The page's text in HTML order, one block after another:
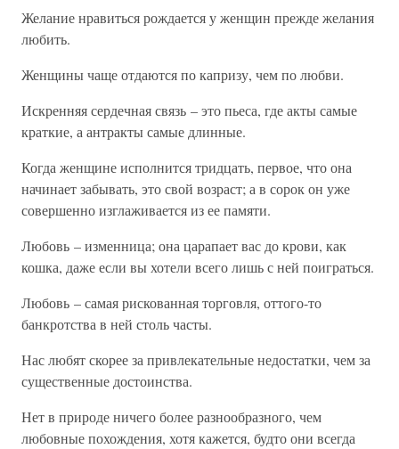
Желание нравиться рождается у женщин прежде желания
любить.
Женщины чаще отдаются по капризу, чем по любви.
Искренняя сердечная связь – это пьеса, где акты самые
краткие, а антракты самые длинные.
Когда женщине исполнится тридцать, первое, что она
начинает забывать, это свой возраст; а в сорок он уже
совершенно изглаживается из ее памяти.
Любовь – изменница; она царапает вас до крови, как
кошка, даже если вы хотели всего лишь с ней поиграться.
Любовь – самая рискованная торговля, оттого-то
банкротства в ней столь часты.
Нас любят скорее за привлекательные недостатки, чем за
существенные достоинства.
Нет в природе ничего более разнообразного, чем
любовные похождения, хотя кажется, будто они всегда